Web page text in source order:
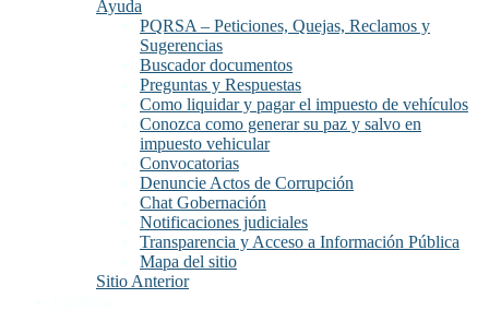
Ayuda
PQRSA – Peticiones, Quejas, Reclamos y
Sugerencias
Buscador documentos
Preguntas y Respuestas
Como liquidar y pagar el impuesto de vehículos
Conozca como generar su paz y salvo en
impuesto vehicular
Convocatorias
Denuncie Actos de Corrupción
Chat Gobernación
Notificaciones judiciales
Transparencia y Acceso a Información Pública
Mapa del sitio
Sitio Anterior